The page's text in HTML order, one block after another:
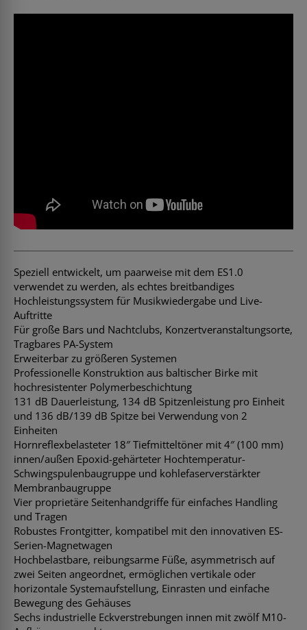
Speziell entwickelt, um paarweise mit dem ES1.0
verwendet zu werden, als echtes breitbandiges
Hochleistungssystem für Musikwiedergabe und Live-
Auftritte
Für große Bars und Nachtclubs, Konzertveranstaltungsorte,
Tragbares PA-System
Erweiterbar zu größeren Systemen
Professionelle Konstruktion aus baltischer Birke mit
hochresistenter Polymerbeschichtung
131 dB Dauerleistung, 134 dB Spitzenleistung pro Einheit
und 136 dB/139 dB Spitze bei Verwendung von 2
Einheiten
Hornreflexbelasteter 18″ Tiefmitteltöner mit 4″ (100 mm)
innen/außen Epoxid-gehärteter Hochtemperatur-
Schwingspulenbaugruppe und kohlefaserverstärkter
Membranbaugruppe
Vier proprietäre Seitenhandgriffe für einfaches Handling
und Tragen
Robustes Frontgitter, kompatibel mit den innovativen ES-
Serien-Magnetwagen
Hochbelastbare, reibungsarme Füße, asymmetrisch auf
zwei Seiten angeordnet, ermöglichen vertikale oder
horizontale Systemaufstellung, Einrasten und einfache
Bewegung des Gehäuses
Sechs industrielle Eckverstrebungen innen mit zwölf M10-